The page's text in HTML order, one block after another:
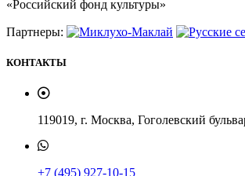
«Российский фонд культуры»
Партнеры:
КОНТАКТЫ
119019, г. Москва, Гоголевский
+7 (495) 927-10-15